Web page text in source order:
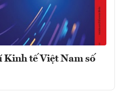
Kinh tế Việt Nam số